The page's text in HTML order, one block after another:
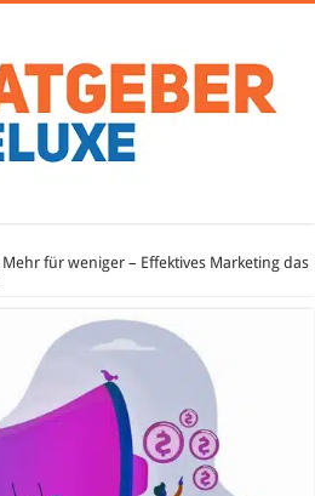
Mehr für weniger – Effektives Marketing das